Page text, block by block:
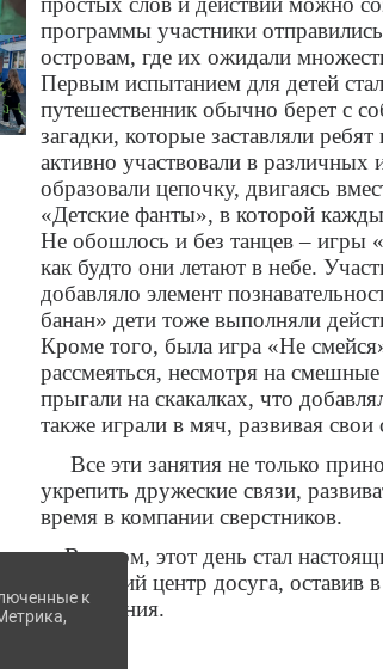
программы участники
островам, где их ожидали
Первым испытанием для детей
путешественник обычно берет с
загадки, которые заставляли
активно участвовали в различных
образовали цепочку, двигаясь
«Детские фанты», в которой
Не обошлось и без танцев – игры
как будто они летают в небе.
добавляло элемент
банан» дети тоже выполняли
Кроме того, была игра «Не
рассмеяться, несмотря на
прыгали на скакалках, что
также играли в мяч, развивая
Все эти занятия не только
укрепить дружеские связи,
время в компании сверстников.
В целом, этот день стал
Ильинский центр досуга, оставив
впечатления.
к